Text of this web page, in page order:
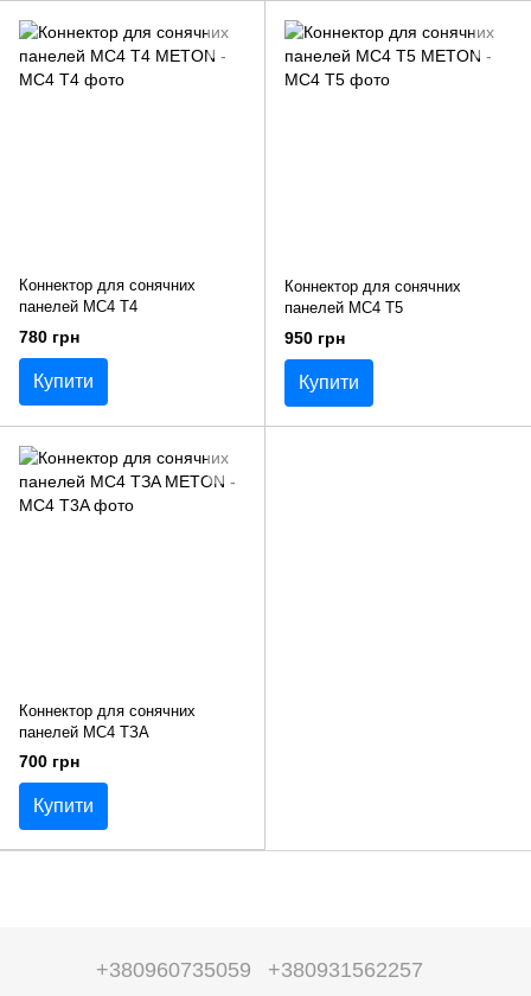
Коннектор для сонячних
панелей MC4 T4
780 грн
Купити
Коннектор для сонячних
панелей MC4 T5
950 грн
Купити
Коннектор для сонячних
панелей MC4 TЗA
700 грн
Купити
+380960735059 +380931562257